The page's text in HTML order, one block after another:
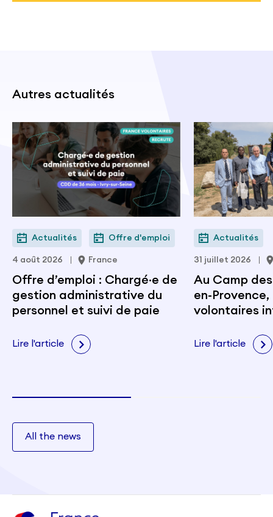
Autres actualités
Actualités Offre d'emploi
4 août 2026 France
Offre d’emploi : Chargé·e de
gestion administrative du
personnel et suivi de paie
Lire l'article
Actualités
31 juillet 2026
Au Camp
en-
volontaires
citoyenneté
Lire l'article
All the news